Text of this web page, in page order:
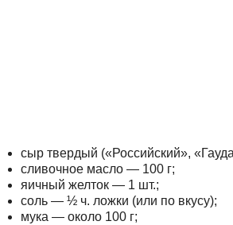
сыр твердый («Российский»,
сливочное масло — 100 г;
яичный желток — 1 шт.;
соль — ½ ч. ложки (или по вкусу);
мука — около 100 г;